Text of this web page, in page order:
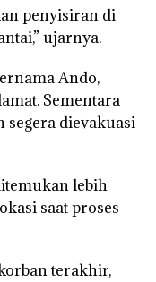
penyisiran di
ujarnya.
Ando,
Sementara
segera dievakuasi
lebih
saat proses
terakhir,